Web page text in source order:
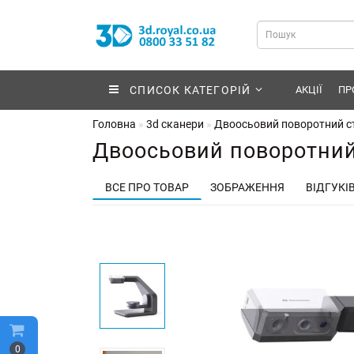
0
СПИСОК КАТЕГОРІЙ АКЦІЇ
Головна 3d сканери Двоосьовий поворотний
Двоосьовий
ВСЕ ПРО ТОВАР ЗОБРАЖЕННЯ